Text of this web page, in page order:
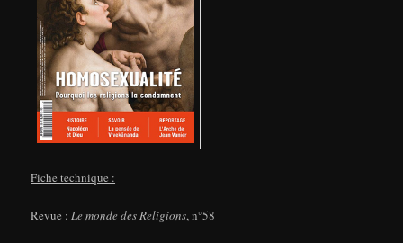
Fiche technique :
Revue :Le monde des Religions, n°58